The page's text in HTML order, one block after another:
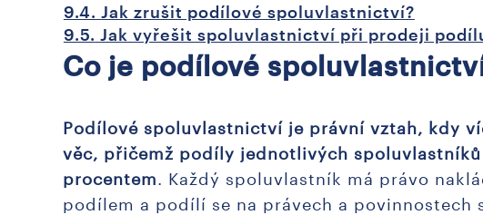
9.4. Jak zrušit podílové spoluvlastnictví?
9.5. Jak vyřešit spoluvlastnictví při prodeji
Co je podílové
Podílové spoluvlastnictví je právní vztah, kdy
věc, přičemž podíly jednotlivých
procentem . Každý spoluvlastník má právo
podílem a podílí se na právech a povinnostech